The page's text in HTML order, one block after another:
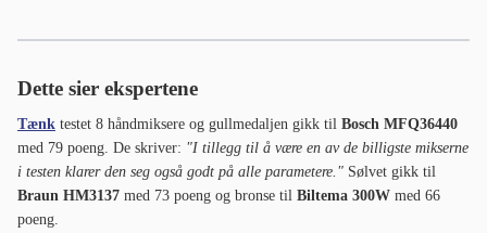
Dette sier ekspertene
Tænk testet 8 håndmiksere og gullmedaljen gikk til Bosch MFQ36440
med 79 poeng. De skriver: "I tillegg til å være en av de billigste mikserne
i testen klarer den seg også godt på alle parametere." Sølvet gikk til
Braun HM3137 med 73 poeng og bronse til Biltema 300W med 66
poeng.